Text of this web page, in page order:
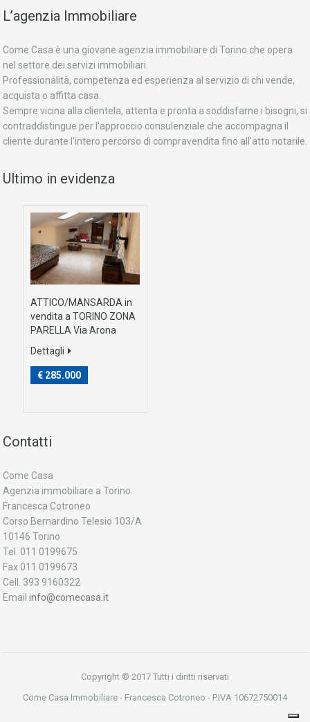
L’agenzia Immobiliare
Come Casa è una giovane agenzia immobiliare di Torino che opera
nel settore dei servizi immobiliari.
Professionalità, competenza ed esperienza al servizio di chi vende,
acquista o affitta casa.
Sempre vicina alla clientela, attenta e pronta a soddisfarne i bisogni, si
contraddistingue per l'approccio consulenziale che accompagna il
cliente durante l'intero percorso di compravendita fino all'atto notarile.
Ultimo in evidenza
ATTICO/MANSARDA in
vendita a TORINO ZONA
PARELLA Via Arona
Dettagli
€ 285.000
Contatti
Come Casa
Agenzia immobiliare a Torino
Francesca Cotroneo
Corso Bernardino Telesio 103/A
10146 Torino
Tel. 011 0199675
Fax 011 0199673
Cell. 393 9160322
Email info@comecasa.it
Copyright © 2017 Tutti i diritti riservati
Come Casa Immobiliare - Francesca Cotroneo - P.IVA 10672750014